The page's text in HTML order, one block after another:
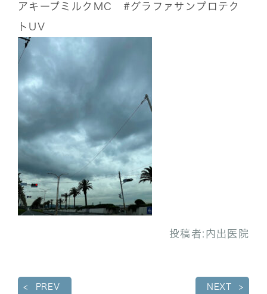
アキープミルクMC
#グラファサンプロテク
トUV
投稿者: 内出医院
PREV NEXT